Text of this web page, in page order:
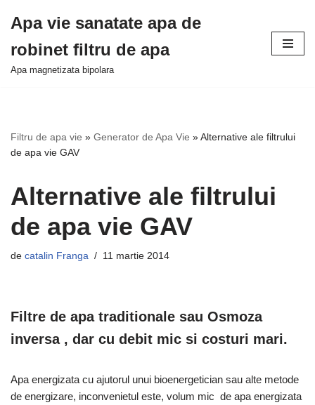
la
conținut
Apa vie sanatate apa de
robinet filtru de apa
Apa magnetizata bipolara
Filtru de apa vie » Generator de Apa Vie »Alternative ale filtrului
de apa vie GAV
Alternative ale filtrului
de apa vie GAV
de catalin Franga 11 martie 2014
Filtre de apa traditionale sau Osmoza
inversa , dar cu debit mic si costuri mari.
Apa energizata cu ajutorul unui bioenergetician sau alte metode
de energizare, inconvenietul este, volum mic de apa energizata